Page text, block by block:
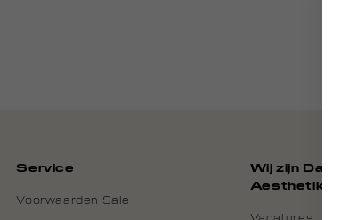
Service
Voorwaarden Sale
Wij zijn Daily
Aesthetikz